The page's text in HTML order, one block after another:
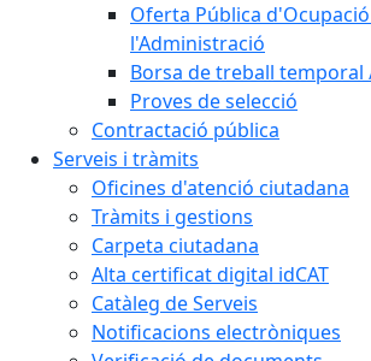
Oferta Pública
l'Administració
Borsa de treball
Proves de selecció
Contractació pública
Serveis i tràmits
Oficines d'atenció ciutadana
Tràmits i gestions
Carpeta ciutadana
Alta certificat digital idCAT
Catàleg de Serveis
Notificacions electròniques